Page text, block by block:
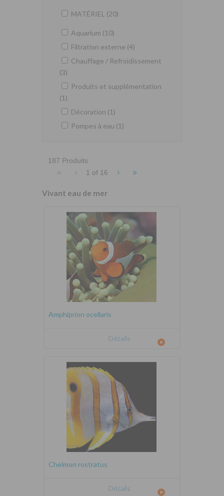
MATÉRIEL (20)
Aquarium (10)
Filtration externe (4)
Chauffage / Refroidissement
(3)
Produits et supplémentation
(1)
Décoration (1)
Pompes à eau (1)
187 Produits
« ‹ 1 of 16 › »
Vivant eau de mer
Amphiprion ocellaris
Détails
Chelmon rostratus
Détails